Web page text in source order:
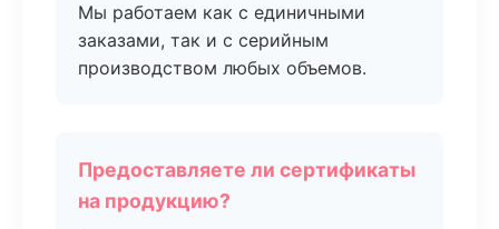
Мы работаем как с единичными
заказами, так и с серийным
производством любых объемов.
Предоставляете ли сертификаты
на продукцию?